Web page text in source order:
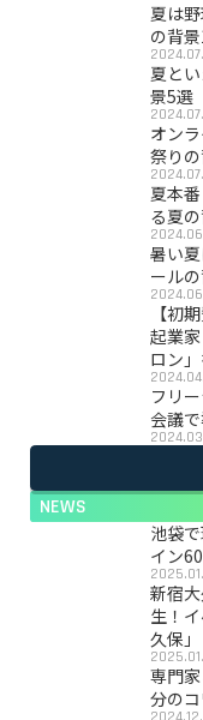
夏は
の背
夏と
景5選
オン
祭り
夏本
る夏
暑い
ール
【初
起業
ロン
フリ
会議
NEWS
池袋
イン
新宿
生！
久保」
専門
分の